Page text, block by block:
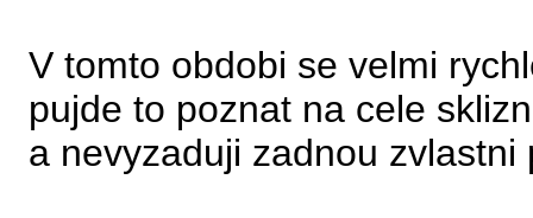
V tomto obdobi se velmi
pujde to poznat na cele
a nevyzaduji zadnou zvlastni